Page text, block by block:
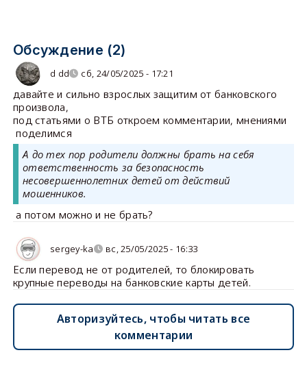
Обсуждение (2)
d dd сб, 24/05/2025 - 17:21
давайте и сильно взрослых защитим от банковского
произвола,
под статьями о ВТБ откроем комментарии, мнениями
поделимся
А до тех пор родители должны брать на себя
ответственность за безопасность
несовершеннолетних детей от действий
мошенников.
а потом можно и не брать?
sergey-ka вс, 25/05/2025 - 16:33
Если перевод не от родителей, то блокировать
крупные переводы на банковские карты детей.
Авторизуйтесь, чтобы читать все
комментарии